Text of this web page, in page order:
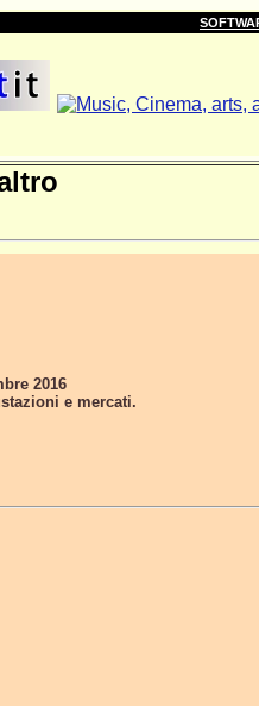
2016
e mercati.